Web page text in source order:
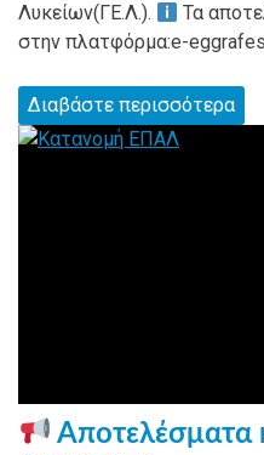
Λυκείων(ΓΕ.Λ.).
Τα
στην πλατφόρμα:e-
Διαβάστε περισσότερα